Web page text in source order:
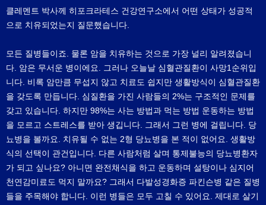
클레멘트 박사께 히포크라테스 건강연구소에서 어떤 상태가 성공적
으로 치유되었는지 질문했습니다.
모든 질병들이죠. 물론 암을 치유하는 것으로 가장 널리 알려졌습니
다. 암은 무서운 병이에요. 그러나 오늘날 심혈관질환이 사망1순위입
니다. 비록 암만큼 무섭지 않고 치료도 쉽지만 생활방식이 심혈관질환
을 갖도록 만듭니다. 심질환을 가진 사람들의 2%는 구조적인 문제를
갖고 있습니다. 하지만 98%는 사는 방법과 먹는 방법 운동하는 방법
을 모르고 스트레스를 받아 생깁니다. 그래서 그런 병에 걸립니다. 당
뇨병을 볼까요. 치유될 수 없는 2형 당뇨병을 본 적이 없어요. 생활방
식의 선택이 관건입니다. 다른 사람처럼 살며 통제불능의 당뇨병환자
가 되고 싶나요? 아니면 완전채식을 하고 운동하며 설탕이나 심지어
천연감미료도 먹지 말까요? 그래서 다발성경화증 파킨슨병 같은 질병
들을 주목해야 합니다. 이런 병들은 모두 고칠 수 있어요. 제대로 살기